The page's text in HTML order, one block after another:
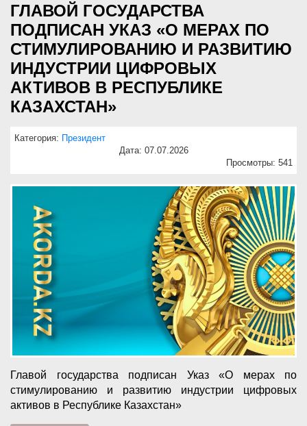
ГЛАВОЙ ГОСУДАРСТВА
ПОДПИСАН УКАЗ «О МЕРАХ ПО
СТИМУЛИРОВАНИЮ И РАЗВИТИЮ
ИНДУСТРИИ ЦИФРОВЫХ
АКТИВОВ В РЕСПУБЛИКЕ
КАЗАХСТАН»
Категория: Президент
Дата: 07.07.2026
Просмотры: 541
Главой государства подписан Указ «О мерах по
стимулированию и развитию индустрии цифровых
активов в Республике Казахстан»